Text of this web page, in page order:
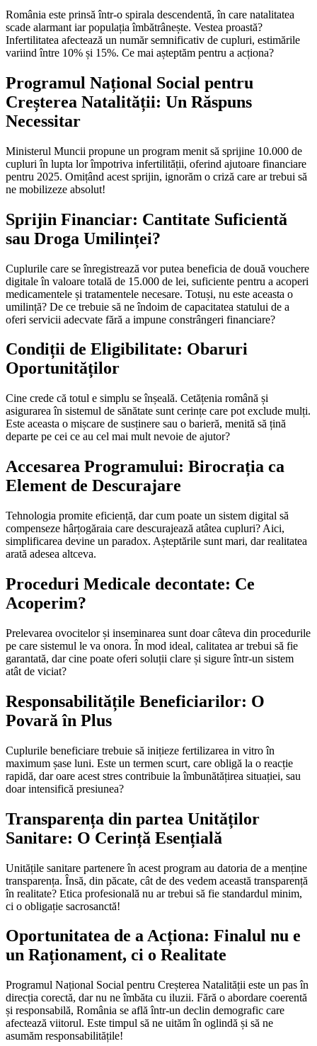
România este prinsă într-o spirala descendentă, în care natalitatea
scade alarmant iar populația îmbătrânește. Vestea proastă?
Infertilitatea afectează un număr semnificativ de cupluri, estimările
variind între 10% și 15%. Ce mai așteptăm pentru a acționa?
Programul Național Social pentru
Creșterea Natalității: Un Răspuns
Necessitar
Ministerul Muncii propune un program menit să sprijine 10.000 de
cupluri în lupta lor împotriva infertilității, oferind ajutoare financiare
pentru 2025. Omițând acest sprijin, ignorăm o criză care ar trebui să
ne mobilizeze absolut!
Sprijin Financiar: Cantitate Suficientă
sau Droga Umilinței?
Cuplurile care se înregistrează vor putea beneficia de două vouchere
digitale în valoare totală de 15.000 de lei, suficiente pentru a acoperi
medicamentele și tratamentele necesare. Totuși, nu este aceasta o
umilință? De ce trebuie să ne îndoim de capacitatea statului de a
oferi servicii adecvate fără a impune constrângeri financiare?
Condiții de Eligibilitate: Obaruri
Oportunităților
Cine crede că totul e simplu se înșeală. Cetățenia română și
asigurarea în sistemul de sănătate sunt cerințe care pot exclude mulți.
Este aceasta o mișcare de susținere sau o barieră, menită să țină
departe pe cei ce au cel mai mult nevoie de ajutor?
Accesarea Programului: Birocrația ca
Element de Descurajare
Tehnologia promite eficiență, dar cum poate un sistem digital să
compenseze hârțogăraia care descurajează atâtea cupluri? Aici,
simplificarea devine un paradox. Așteptările sunt mari, dar realitatea
arată adesea altceva.
Proceduri Medicale decontate: Ce
Acoperim?
Prelevarea ovocitelor și inseminarea sunt doar câteva din procedurile
pe care sistemul le va onora. În mod ideal, calitatea ar trebui să fie
garantată, dar cine poate oferi soluții clare și sigure într-un sistem
atât de viciat?
Responsabilitățile Beneficiarilor: O
Povară în Plus
Cuplurile beneficiare trebuie să inițieze fertilizarea in vitro în
maximum șase luni. Este un termen scurt, care obligă la o reacție
rapidă, dar oare acest stres contribuie la îmbunătățirea situației, sau
doar intensifică presiunea?
Transparența din partea Unităților
Sanitare: O Cerință Esențială
Unitățile sanitare partenere în acest program au datoria de a menține
transparența. Însă, din păcate, cât de des vedem această transparență
în realitate? Etica profesională nu ar trebui să fie standardul minim,
ci o obligație sacrosanctă!
Oportunitatea de a Acționa: Finalul nu e
un Raționament, ci o Realitate
Programul Național Social pentru Creșterea Natalității este un pas în
direcția corectă, dar nu ne îmbăta cu iluzii. Fără o abordare coerentă
și responsabilă, România se află într-un declin demografic care
afectează viitorul. Este timpul să ne uităm în oglindă și să ne
asumăm responsabilitățile!